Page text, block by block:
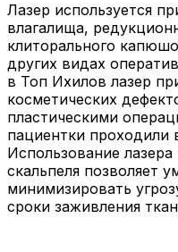
Лазер используется
влагалища,
клиторального
других видах
в Топ Ихилов лазер
косметических
пластическими
пациентки проходили
Использование
скальпеля позволяет
минимизировать
сроки заживления